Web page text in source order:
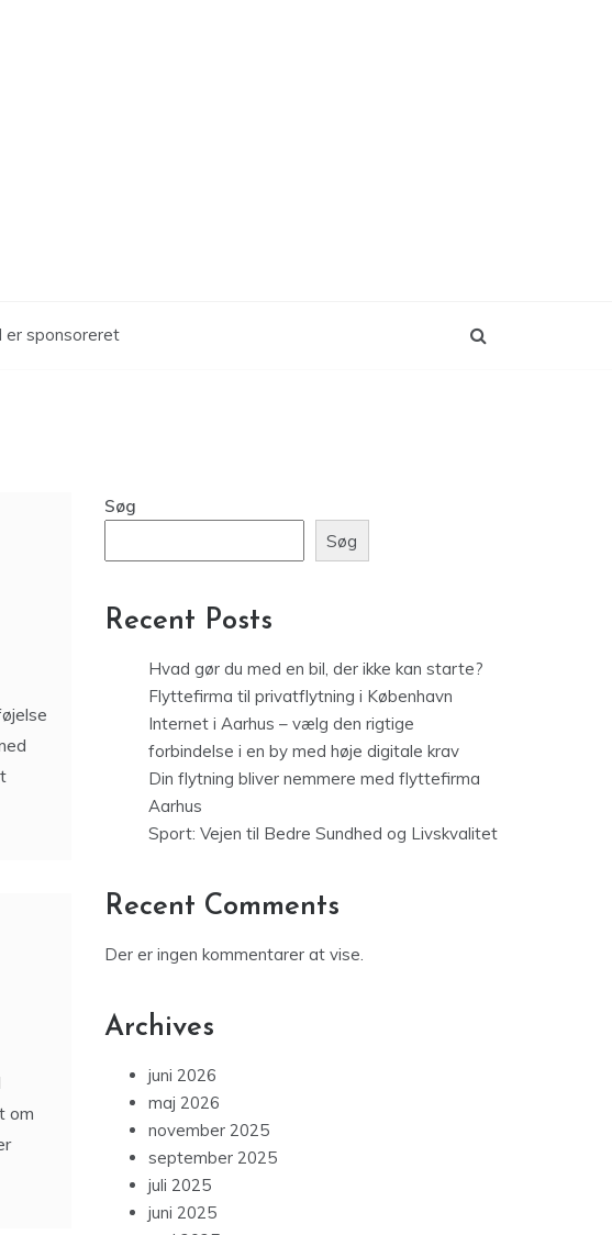
er sponsoreret
om
Søg
Søg
Recent Posts
Hvad gør du med en bil, der ikke kan starte?
Flyttefirma til privatflytning i København
Internet i Aarhus – vælg den rigtige
forbindelse i en by med høje digitale krav
Din flytning bliver nemmere med flyttefirma
Aarhus
Sport: Vejen til Bedre Sundhed og Livskvalitet
Recent Comments
Der er ingen kommentarer at vise.
Archives
juni 2026
maj 2026
november 2025
september 2025
juli 2025
juni 2025